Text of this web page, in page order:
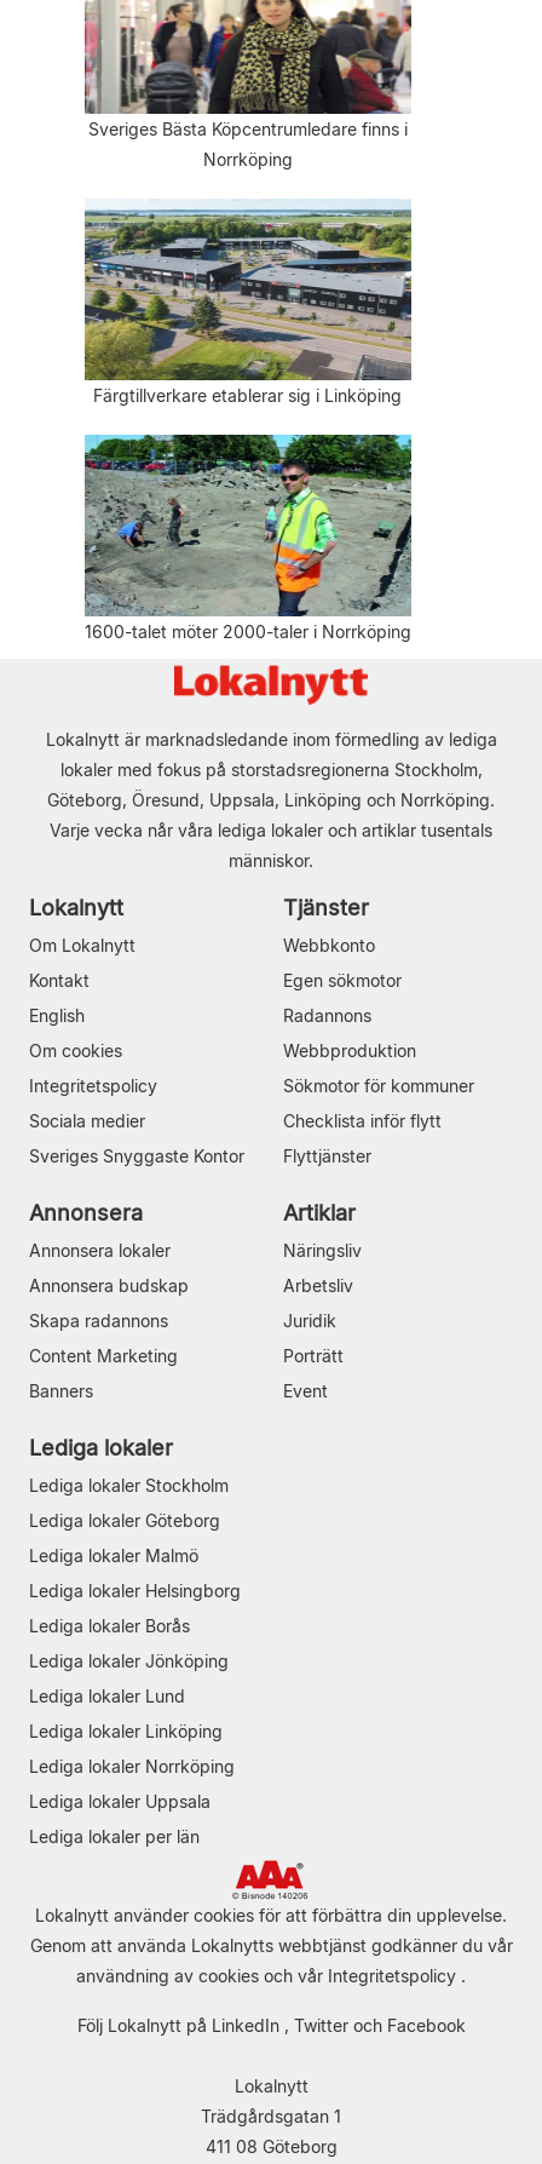
Sveriges Bästa Köpcentrumledare finns i
Norrköping
Färgtillverkare etablerar sig i Linköping
1600-talet möter 2000-taler i Norrköping
Lokalnytt är marknadsledande inom förmedling av lediga
lokaler med fokus på storstadsregionerna Stockholm,
Göteborg, Öresund, Uppsala, Linköping och Norrköping.
Varje vecka når våra lediga lokaler och artiklar tusentals
människor.
Lokalnytt
Om Lokalnytt
Kontakt
English
Om cookies
Integritetspolicy
Sociala medier
Sveriges Snyggaste Kontor
Tjänster
Webbkonto
Egen sökmotor
Radannons
Webbproduktion
Sökmotor för kommuner
Checklista inför flytt
Flyttjänster
Annonsera
Annonsera lokaler
Annonsera budskap
Skapa radannons
Content Marketing
Banners
Artiklar
Näringsliv
Arbetsliv
Juridik
Porträtt
Event
Lediga lokaler
Lediga lokaler Stockholm
Lediga lokaler Göteborg
Lediga lokaler Malmö
Lediga lokaler Helsingborg
Lediga lokaler Borås
Lediga lokaler Jönköping
Lediga lokaler Lund
Lediga lokaler Linköping
Lediga lokaler Norrköping
Lediga lokaler Uppsala
Lediga lokaler per län
Lokalnytt använder cookies för att förbättra din upplevelse.
Genom att använda Lokalnytts webbtjänst godkänner du vår
användning av cookies och vår Integritetspolicy .
Följ Lokalnytt på LinkedIn, Twitteroch Facebook
Lokalnytt
Trädgårdsgatan 1
411 08 Göteborg